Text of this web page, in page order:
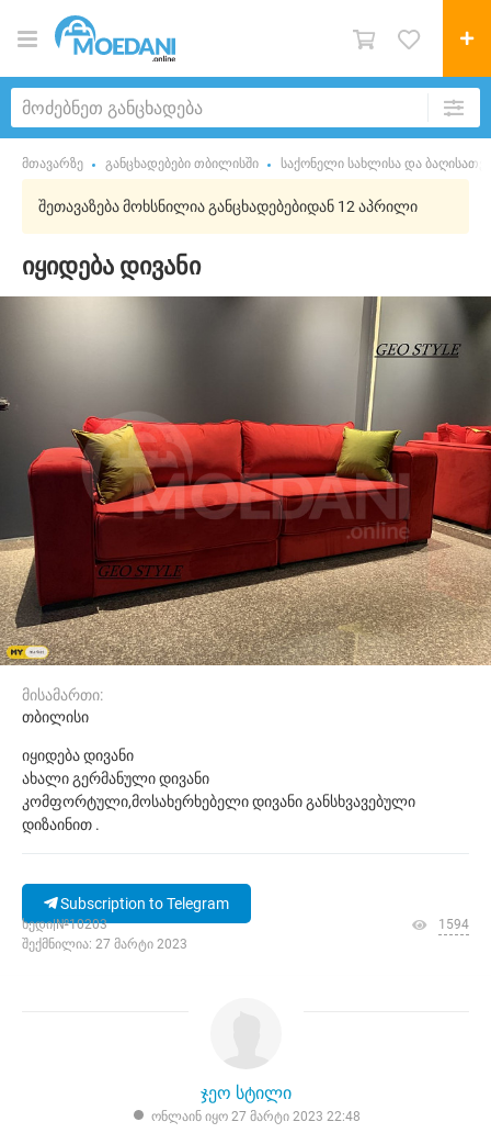
მთავარზე განცხადებები თბილისში საქონელი სახლისა და
შეთავაზება მოხსნილია განცხადებებიდან 12 აპრილი
იყიდება დივანი
მისამართი:
თბილისი
იყიდება დივანი
ახალი გერმანული დივანი
კომფორტული,მოსახერხებელი დივანი განსხვავებული
დიზაინით .
Subscription to Telegram
ხედი|№10203
შექმნილია: 27 მარტი 2023
1594
ჯეო სტილი
ონლაინ იყო 27 მარტი 2023 22:48